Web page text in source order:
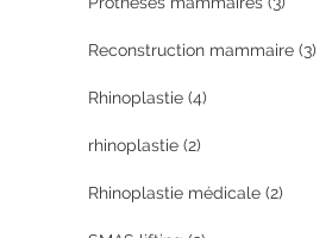
Reconstruction mammaire (3)
Rhinoplastie (4)
rhinoplastie (2)
Rhinoplastie médicale (2)